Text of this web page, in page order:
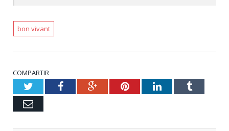
bon vivant
COMPARTIR
TwitterFacebookGoogle+PinterestLinkedInTumblr
Email